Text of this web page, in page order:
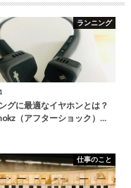
ランニング
グに最適なイヤホンとは？
（アフターショック）…
仕事のこと